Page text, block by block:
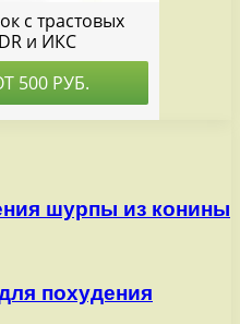
шурпы из конины
похудения